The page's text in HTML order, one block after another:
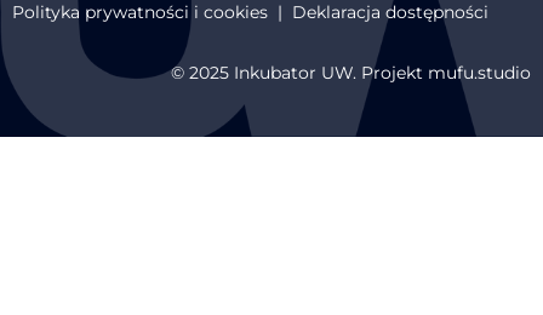
Polityka prywatności i cookies | Deklaracja dostępności
© 2025 Inkubator UW. Projekt mufu.studio